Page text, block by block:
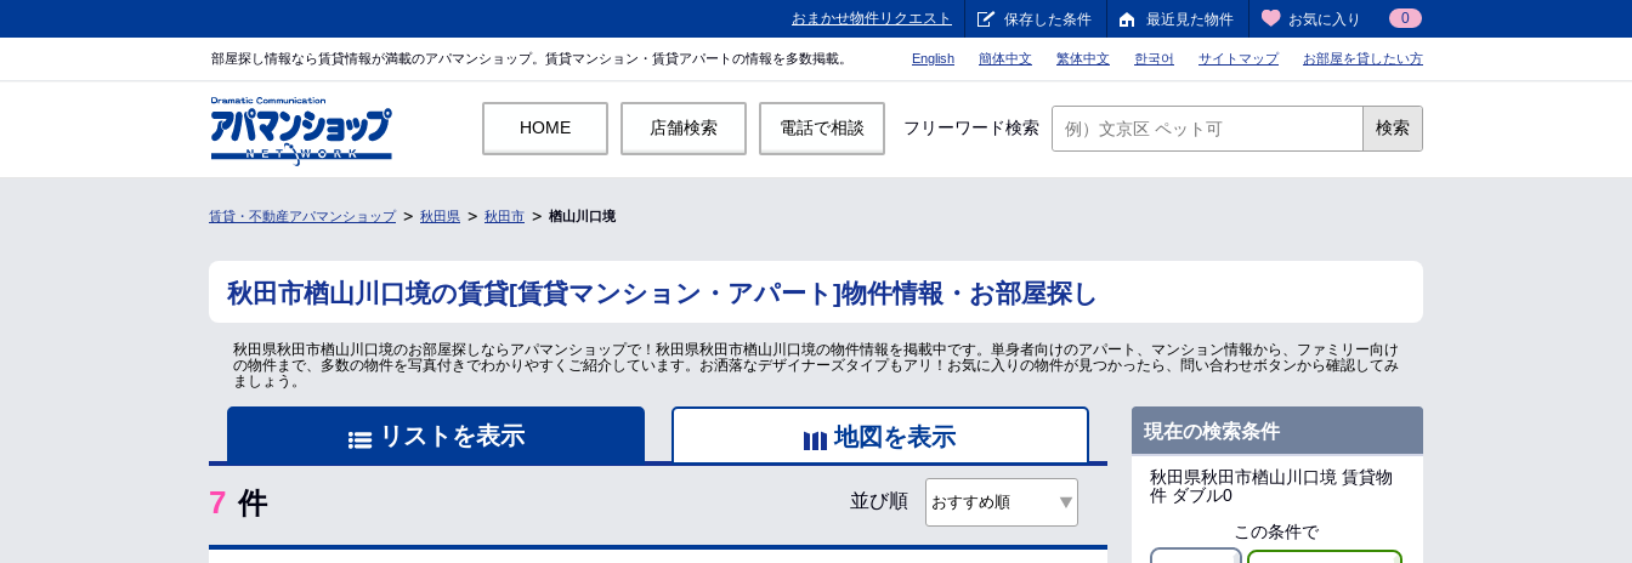
おまかせ物件リクエスト 保存した条件 最近見た物件 お気に入り 0
部屋探し情報なら賃貸情報が満載のアパマンショップ。賃貸マンション・賃貸アパートの情報を多数掲載。 English 簡体中文 繁体中文 한국어 サイトマップ お部屋を貸したい方
HOME 店舗検索 電話で相談 フリーワード検索 検索
賃貸・不動産アパマンショップ 秋田県 秋田市 楢山川口境
秋田市楢山川口境の賃貸[賃貸マンション・アパート]物件情報・お部屋探し
秋田県秋田市楢山川口境のお部屋探しならアパマンショップで！秋田県秋田市楢山川口境の物件情報を掲載中です。単身者向けのアパート、マンション情報から、ファミリー向け
の物件まで、多数の物件を写真付きでわかりやすくご紹介しています。お洒落なデザイナーズタイプもアリ！お気に入りの物件が見つかったら、問い合わせボタンから確認してみ
ましょう。
リストを表示 地図を表示
7 件 並び順
現在の検索条件
秋田県秋田市楢山川口境 賃貸物
件 ダブル0
この条件で